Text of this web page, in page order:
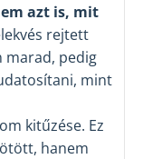
azt is, mit
rejtett
marad, pedig
mint
kitűzése. Ez
hanem